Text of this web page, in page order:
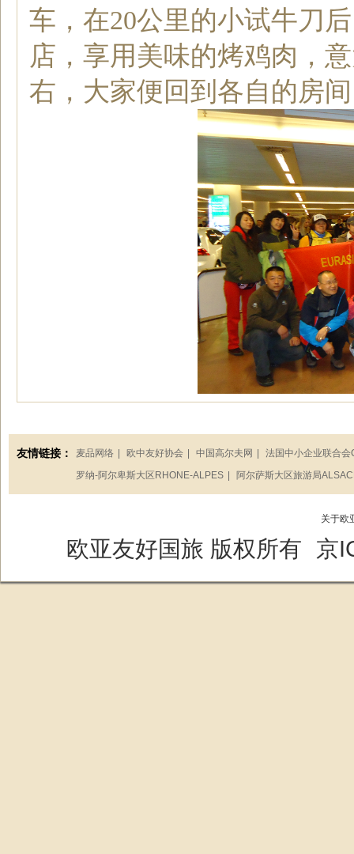
车，在20公里的小试牛刀
店，享用美味的烤鸡肉，
右，大家便回到各自的房
友情链接： 麦品网络 欧中友好协会 中国高尔夫网
法国中小企业联合会
罗纳-阿尔卑斯大区RHONE-ALPES
阿尔萨斯大区旅游局
关于欧
欧亚友好国旅 版权所有 京